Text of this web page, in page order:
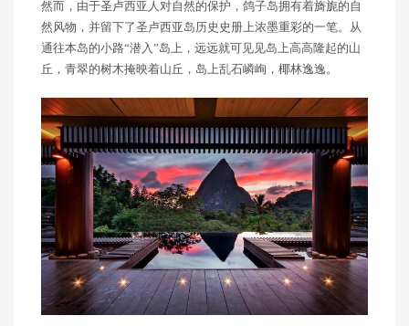
然而，由于圣卢西亚人对自然的保护，鸽子岛拥有着旖旎的自
然风物，并留下了圣卢西亚岛历史史册上浓墨重彩的一笔。从
通往本岛的小路“潜入”岛上，远远就可见见岛上高高隆起的山
丘，青翠的树木掩映着山丘，岛上乱石嶙峋，椰林逸逸。